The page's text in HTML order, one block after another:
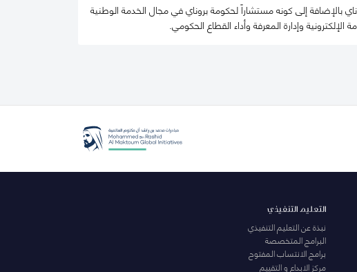
إلى كونه مستشاراً لحكومة بروناي في مجال الخدمة الوطنية
وإدارة المعرفة وأداء القطاع الحكومي.
التعليم التنفيذي
نبذة عن التعليم التنفيذي
البرامج المتخصصة
برامج الانتساب المفتوح
مركز الابداع و التقييم